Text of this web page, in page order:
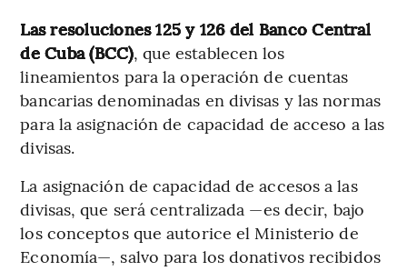
Las resoluciones 125 y 126 del Banco Central
de Cuba (BCC), que establecen los
lineamientos para la operación de cuentas
bancarias denominadas en divisas y las normas
para la asignación de capacidad de acceso a las
divisas.
La asignación de capacidad de accesos a las
divisas, que será centralizada —es decir, bajo
los conceptos que autorice el Ministerio de
Economía—, salvo para los donativos recibidos